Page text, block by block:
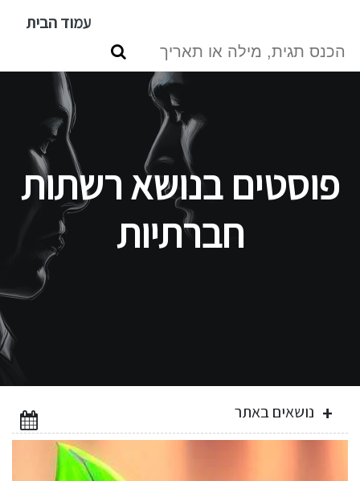
לתוכן
עמוד הבית
פוסטים בנושא רשתות
חברתיות
נושאים באתר